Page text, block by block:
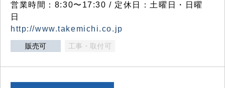
営業時間：8:30〜17:30 / 定休日：土曜日・日曜
日
http://www.takemichi.co.jp
販売可 工事・取付可